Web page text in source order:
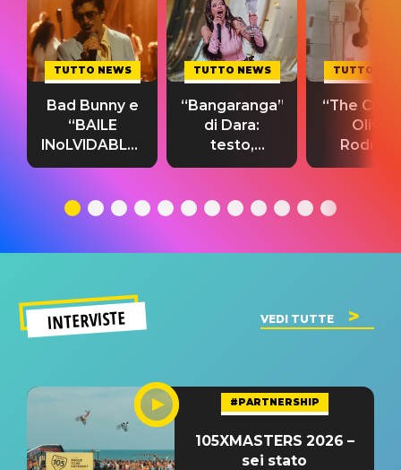
TUTTO NEWS
Bad Bunny e
“BAILE
INoLVIDABLE”:
testo,
significato
TUTTO NEWS
“Bangaranga”
di Dara:
testo,
traduzione e
del singolo
TUTTO
“The
Olivia
testo,
INTERVISTE VEDI TUTTE
#PARTNERSHIP
105XMASTERS 2026 –
sei stato